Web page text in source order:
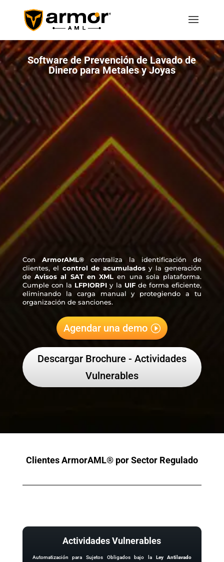
Software de Prevención de Lavado de
Dinero para Metales y Joyas
Con ArmorAML®centraliza la identificación de
clientes, el control de acumuladosy la generación
deAvisos al SAT en XML en una sola plataforma.
Cumple con la LFPIORPI y la UIFde forma eficiente,
eliminando la carga manual y protegiendo a tu
organización de sanciones.
Agendar una demo
Descargar Brochure - Actividades
Vulnerables
Clientes ArmorAML® por Sector Regulado
Actividades Vulnerables
Automatización para Sujetos Obligados bajo la Ley Antilavado